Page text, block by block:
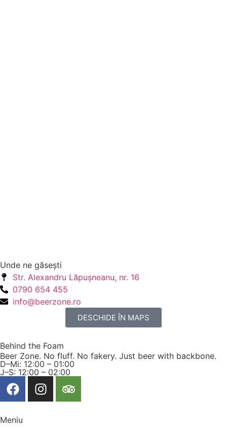
Unde ne găseşti
Str. Alexandru Lăpuşneanu, nr. 16
0790 654 455
info@beerzone.ro
DESCHIDE ÎN MAPS
Behind the Foam
Beer Zone. No fluff. No fakery. Just beer with backbone.
D–Mi: 12:00 – 01:00
J–S: 12:00 – 02:00
Meniu